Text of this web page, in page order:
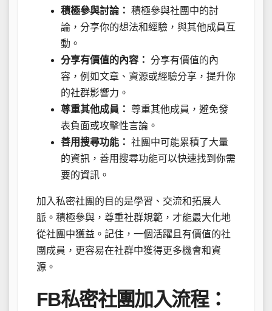
積極參與討論： 積極參與社團中的討
論，分享你的想法和經驗，與其他成員互
動。
分享有價值的內容： 分享有價值的內
容，例如文章、資源或經驗分享，提升你
的社群影響力。
尊重其他成員： 尊重其他成員，避免發
表負面或攻擊性言論。
善用搜尋功能： 社團中可能累積了大量
的資訊，善用搜尋功能可以快速找到你需
要的資訊。
加入私密社團的目的是學習、交流和拓展人
脈。積極參與，尊重社群規範，才能最大化地
從社團中獲益。記住，一個活躍且有價值的社
團成員，更容易在社群中獲得更多機會和資
源。
FB私密社團加入流程：